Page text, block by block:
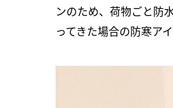
ンのため、荷物ごと防
ってきた場合の防寒ア